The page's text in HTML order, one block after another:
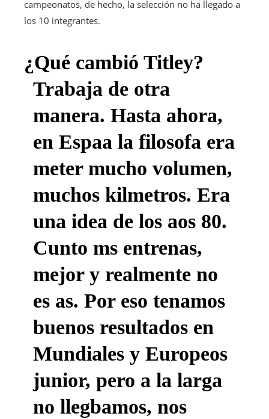
campeonatos, de hecho, la selección no ha llegado a
los 10 integrantes.
¿Qué cambió Titley?
Trabaja de otra
manera. Hasta ahora,
en Espaa la filosofa era
meter mucho volumen,
muchos kilmetros. Era
una idea de los aos 80.
Cunto ms entrenas,
mejor y realmente no
es as. Por eso tenamos
buenos resultados en
Mundiales y Europeos
junior, pero a la larga
no llegbamos, nos